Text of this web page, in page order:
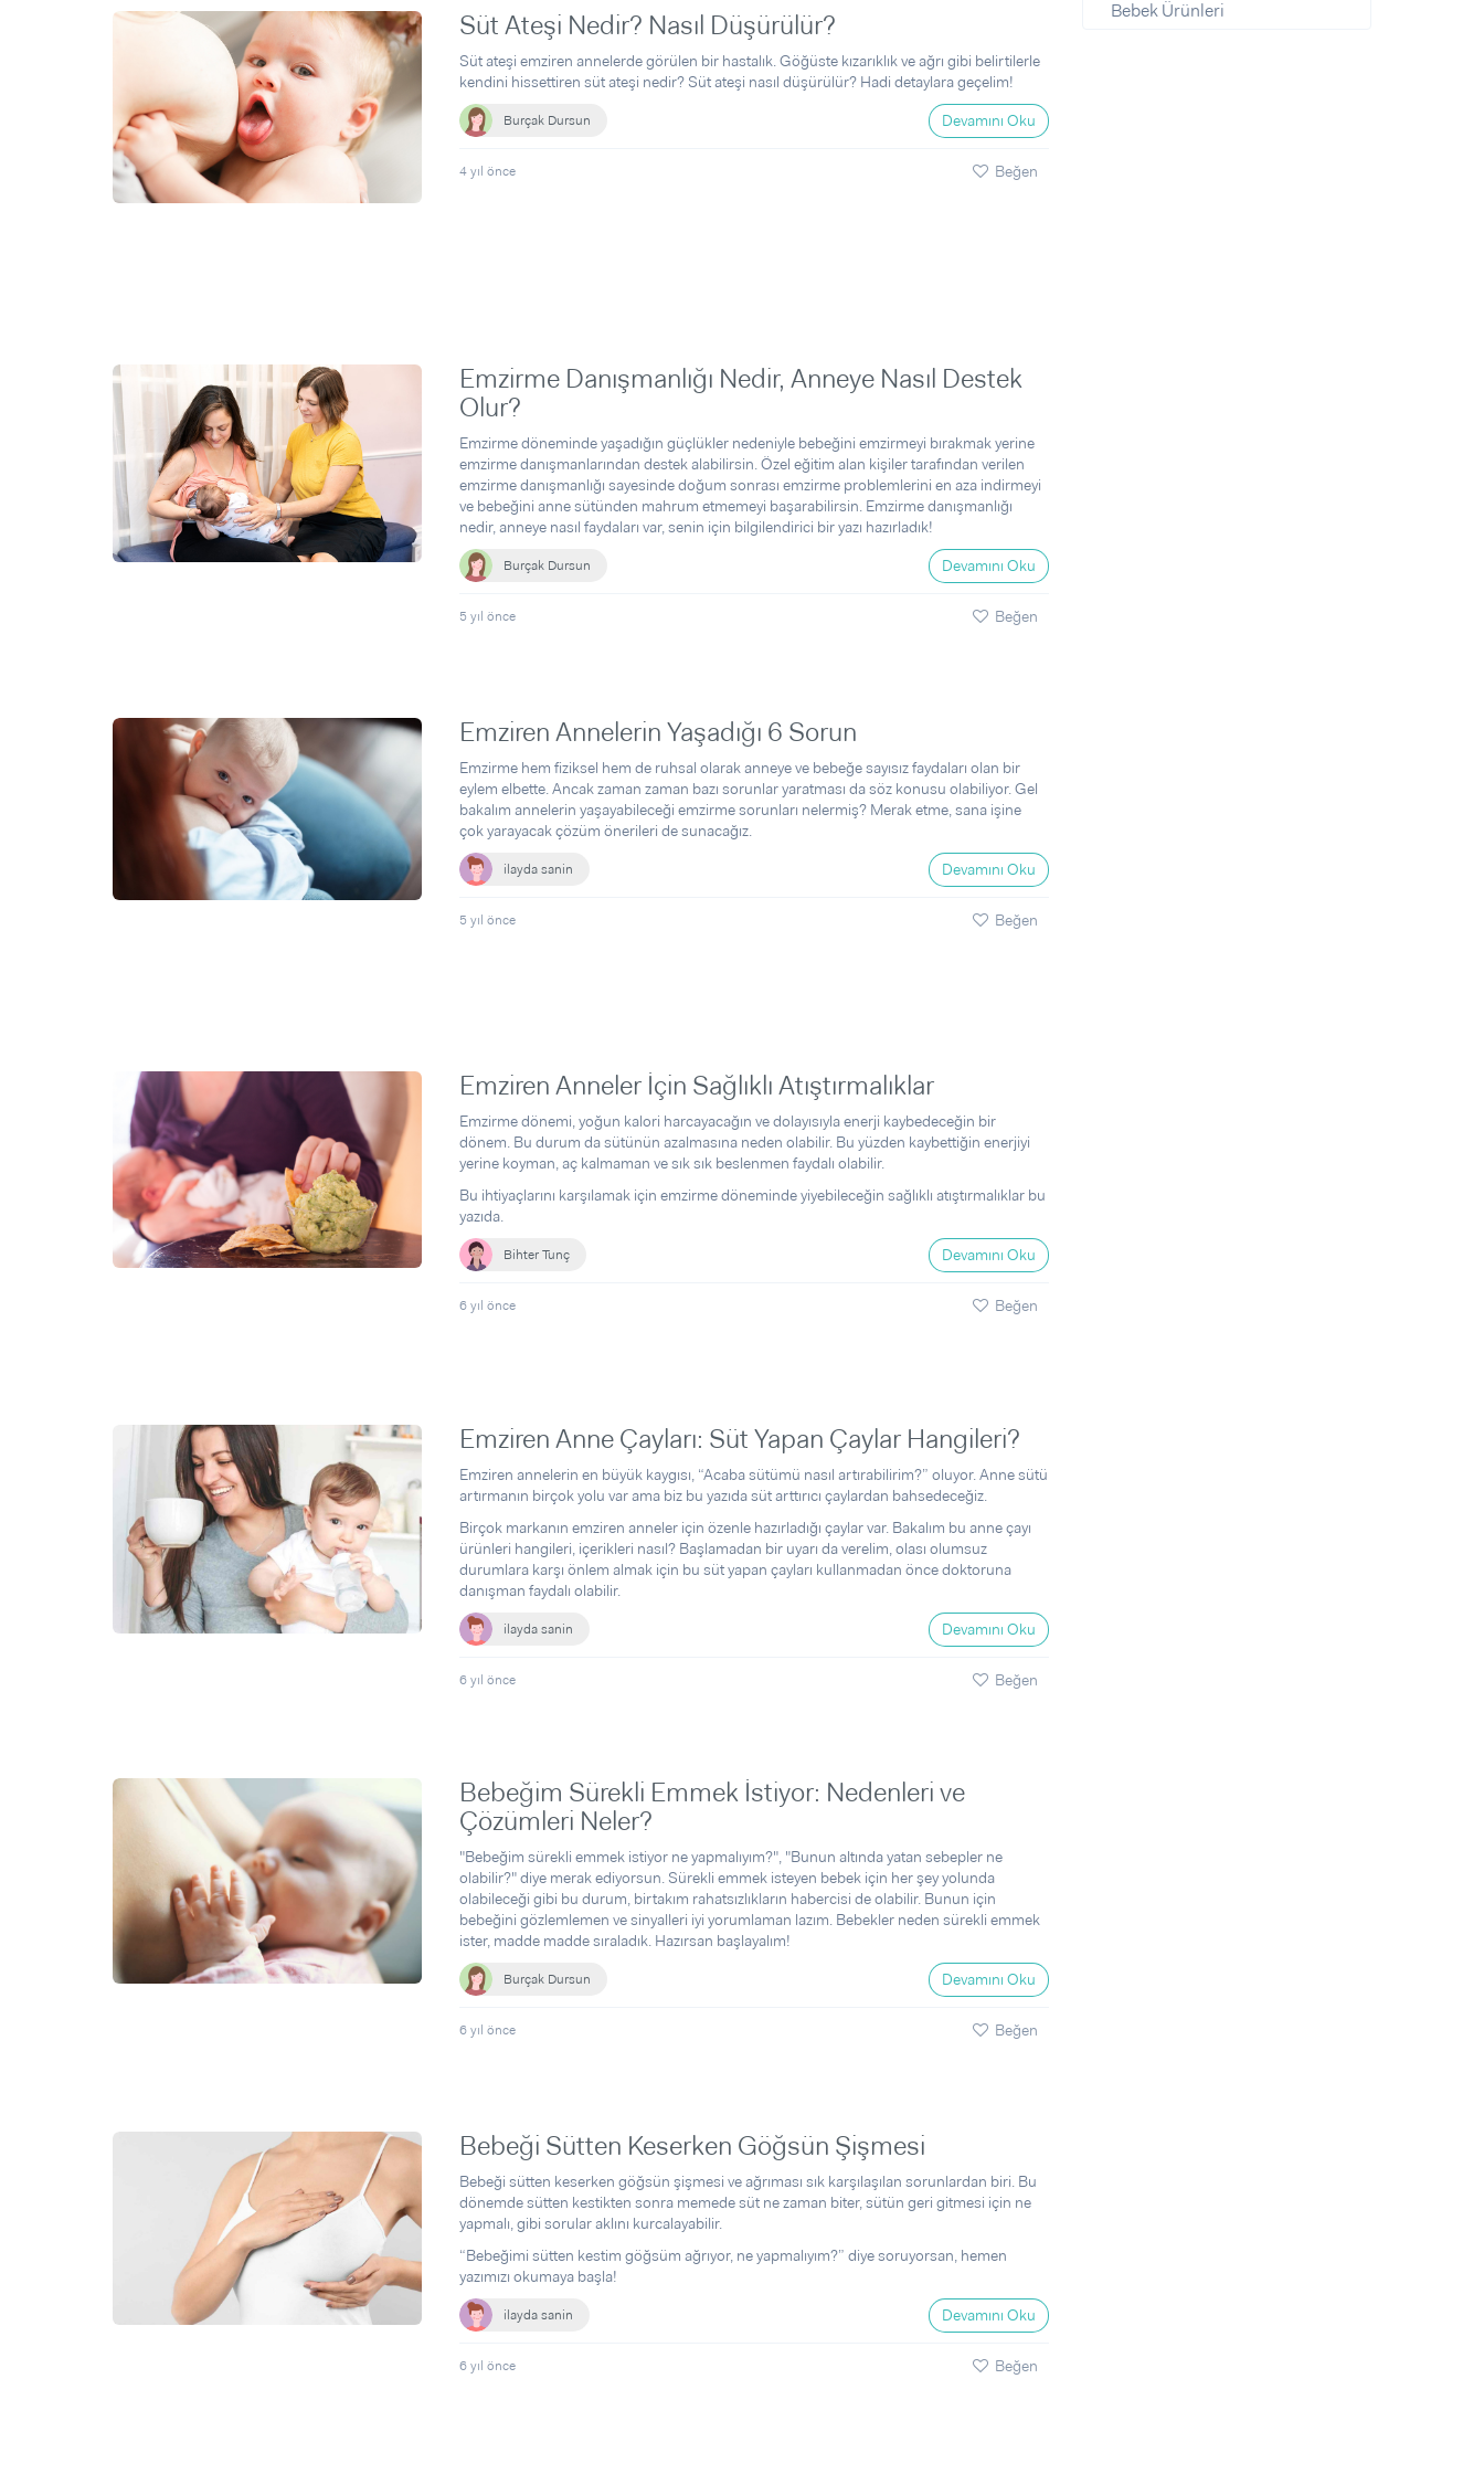
Süt Ateşi Nedir? Nasıl Düşürülür?
Süt ateşi emziren annelerde görülen bir hastalık. Göğüste kızarıklık ve ağrı gibi belirtilerle
kendini hissettiren süt ateşi nedir? Süt ateşi nasıl düşürülür? Hadi detaylara geçelim!
Burçak Dursun Devamını Oku
Beğen
4 yıl önce
Emzirme Danışmanlığı Nedir, Anneye Nasıl Destek
Olur?
Emzirme döneminde yaşadığın güçlükler nedeniyle bebeğini emzirmeyi bırakmak yerine
emzirme danışmanlarından destek alabilirsin. Özel eğitim alan kişiler tarafından verilen
emzirme danışmanlığı sayesinde doğum sonrası emzirme problemlerini en aza indirmeyi
ve bebeğini anne sütünden mahrum etmemeyi başarabilirsin. Emzirme danışmanlığı
nedir, anneye nasıl faydaları var, senin için bilgilendirici bir yazı hazırladık!
Burçak Dursun Devamını Oku
Beğen
5 yıl önce
Emziren Annelerin Yaşadığı 6 Sorun
Emzirme hem fiziksel hem de ruhsal olarak anneye ve bebeğe sayısız faydaları olan bir
eylem elbette. Ancak zaman zaman bazı sorunlar yaratması da söz konusu olabiliyor. Gel
bakalım annelerin yaşayabileceği emzirme sorunları nelermiş? Merak etme, sana işine
çok yarayacak çözüm önerileri de sunacağız.
ilayda sanin Devamını Oku
Beğen
5 yıl önce
Emziren Anneler İçin Sağlıklı Atıştırmalıklar
Emzirme dönemi, yoğun kalori harcayacağın ve dolayısıyla enerji kaybedeceğin bir
dönem. Bu durum da sütünün azalmasına neden olabilir. Bu yüzden kaybettiğin enerjiyi
yerine koyman, aç kalmaman ve sık sık beslenmen faydalı olabilir.
Bu ihtiyaçlarını karşılamak için emzirme döneminde yiyebileceğin sağlıklı atıştırmalıklar bu
yazıda.
Bihter Tunç Devamını Oku
Beğen
6 yıl önce
Emziren Anne Çayları: Süt Yapan Çaylar Hangileri?
Emziren annelerin en büyük kaygısı, “Acaba sütümü nasıl artırabilirim?” oluyor. Anne sütü
artırmanın birçok yolu var ama biz bu yazıda süt arttırıcı çaylardan bahsedeceğiz.
Birçok markanın emziren anneler için özenle hazırladığı çaylar var. Bakalım bu anne çayı
ürünleri hangileri, içerikleri nasıl? Başlamadan bir uyarı da verelim, olası olumsuz
durumlara karşı önlem almak için bu süt yapan çayları kullanmadan önce doktoruna
danışman faydalı olabilir.
ilayda sanin Devamını Oku
Beğen
6 yıl önce
Bebeğim Sürekli Emmek İstiyor: Nedenleri ve
Çözümleri Neler?
"Bebeğim sürekli emmek istiyor ne yapmalıyım?", "Bunun altında yatan sebepler ne
olabilir?" diye merak ediyorsun. Sürekli emmek isteyen bebek için her şey yolunda
olabileceği gibi bu durum, birtakım rahatsızlıkların habercisi de olabilir. Bunun için
bebeğini gözlemlemen ve sinyalleri iyi yorumlaman lazım. Bebekler neden sürekli emmek
ister, madde madde sıraladık. Hazırsan başlayalım!
Burçak Dursun Devamını Oku
Beğen
6 yıl önce
Bebeği Sütten Keserken Göğsün Şişmesi
Bebeği sütten keserken göğsün şişmesi ve ağrıması sık karşılaşılan sorunlardan biri. Bu
dönemde sütten kestikten sonra memede süt ne zaman biter, sütün geri gitmesi için ne
yapmalı, gibi sorular aklını kurcalayabilir.
“Bebeğimi sütten kestim göğsüm ağrıyor, ne yapmalıyım?” diye soruyorsan, hemen
yazımızı okumaya başla!
ilayda sanin Devamını Oku
Beğen
6 yıl önce
Bebek Ürünleri